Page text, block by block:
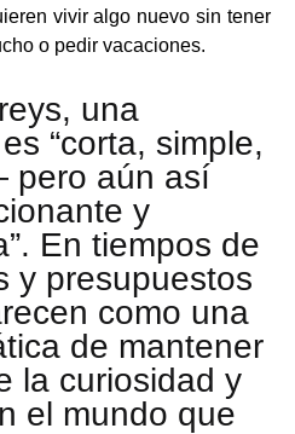
vivir algo nuevo sin tener
o pedir vacaciones.
una
“corta, simple,
pero aún así
y
En tiempos de
y presupuestos
como una
de mantener
la curiosidad y
el mundo que